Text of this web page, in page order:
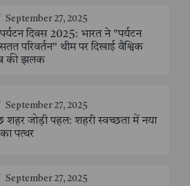
September 27, 2025
पर्यटन दिवस 2025: भारत ने "पर्यटन
परिवर्तन" थीम पर दिखाई वैश्विक
की झलक
September 27, 2025
शहर जोड़ी पहल: शहरी स्वच्छता में नया
पत्थर
September 27, 2025